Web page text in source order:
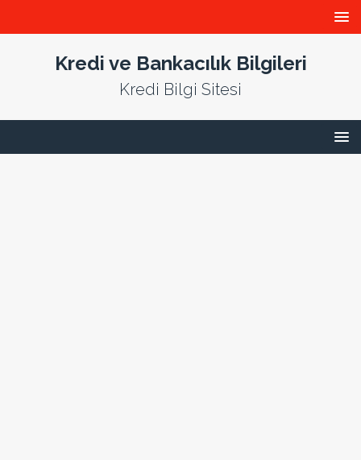
Kredi ve Bankacılık Bilgileri
Kredi Bilgi Sitesi